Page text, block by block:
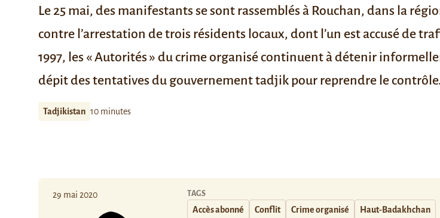
Le 25 mai, des manifestants se sont rassemblés à Rouchan, dans la
contre l’arrestation de trois résidents locaux, dont l’un est accusé de
1997, les « Autorités » du crime organisé continuent à détenir
dépit des tentatives du gouvernement tadjik pour reprendre le contrôle.
Tadjikistan 10 minutes
29 mai 2020 TAGS
Accès abonné Conflit Crime organisé Haut-Badakhchan